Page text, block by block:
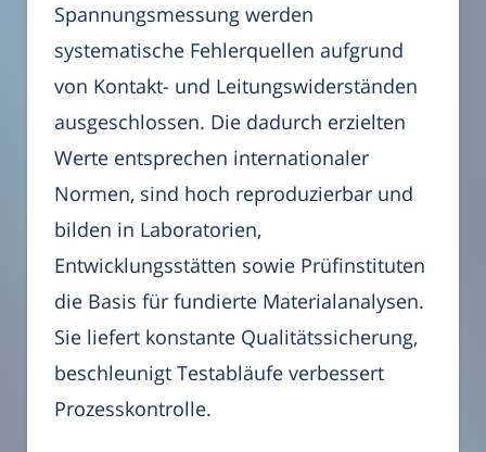
Spannungsmessung werden
systematische Fehlerquellen aufgrund
von Kontakt- und Leitungswiderständen
ausgeschlossen. Die dadurch erzielten
Werte entsprechen internationaler
Normen, sind hoch reproduzierbar und
bilden in Laboratorien,
Entwicklungsstätten sowie Prüfinstituten
die Basis für fundierte Materialanalysen.
Sie liefert konstante Qualitätssicherung,
beschleunigt Testabläufe verbessert
Prozesskontrolle.